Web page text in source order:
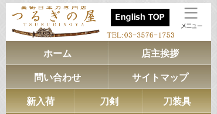
ホーム 店主挨拶
問い合わせ サイトマップ
新入荷 刀剣 刀装具